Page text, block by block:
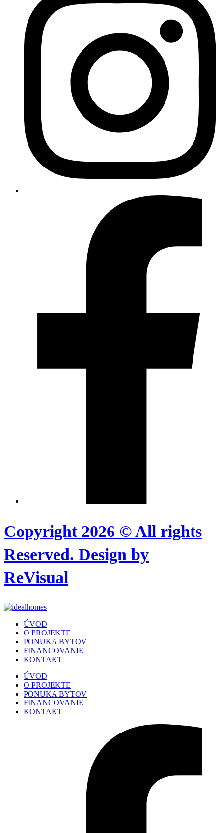
Copyright 2026 © All rights
Reserved. Design by
ReVisual
ÚVOD
O PROJEKTE
PONUKA BYTOV
FINANCOVANIE
KONTAKT
ÚVOD
O PROJEKTE
PONUKA BYTOV
FINANCOVANIE
KONTAKT